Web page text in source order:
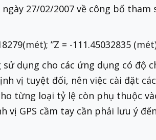
27/02/2007 về công bố
”Z = -111.45032835
dụng cho các ứng dụng có độ
vị tuyệt đối, nên việc cài đặt
từng loại tỷ lệ còn phụ thuộc
vị GPS cầm tay cần phải lưu ý